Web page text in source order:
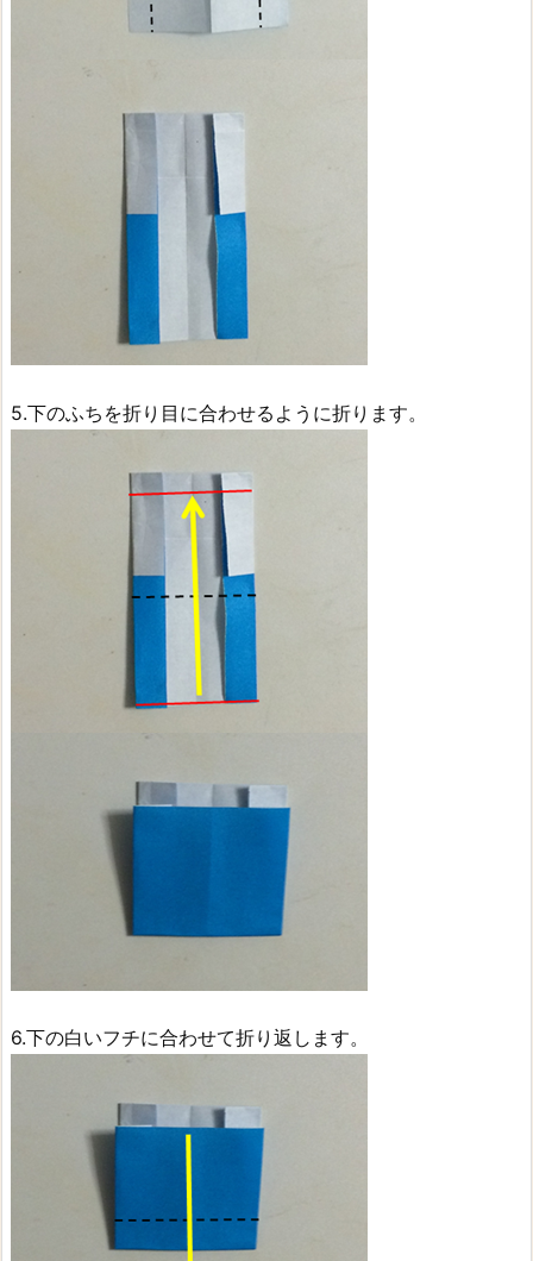
5.下のふちを折り目に合わせるように折ります。
6.下の白いフチに合わせて折り返します。